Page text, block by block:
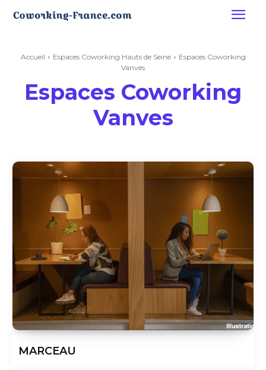
Accueil Espaces Coworking Hauts de Seine
Espaces Coworking
Vanves
Espaces Coworking
Vanves
MARCEAU